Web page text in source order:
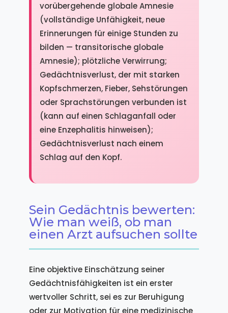
vorübergehende globale Amnesie
(vollständige Unfähigkeit, neue
Erinnerungen für einige Stunden zu
bilden — transitorische globale
Amnesie); plötzliche Verwirrung;
Gedächtnisverlust, der mit starken
Kopfschmerzen, Fieber, Sehstörungen
oder Sprachstörungen verbunden ist
(kann auf einen Schlaganfall oder
eine Enzephalitis hinweisen);
Gedächtnisverlust nach einem
Schlag auf den Kopf.
Sein Gedächtnis bewerten:
Wie man weiß, ob man
einen Arzt aufsuchen sollte
Eine objektive Einschätzung seiner
Gedächtnisfähigkeiten ist ein erster
wertvoller Schritt, sei es zur Beruhigung